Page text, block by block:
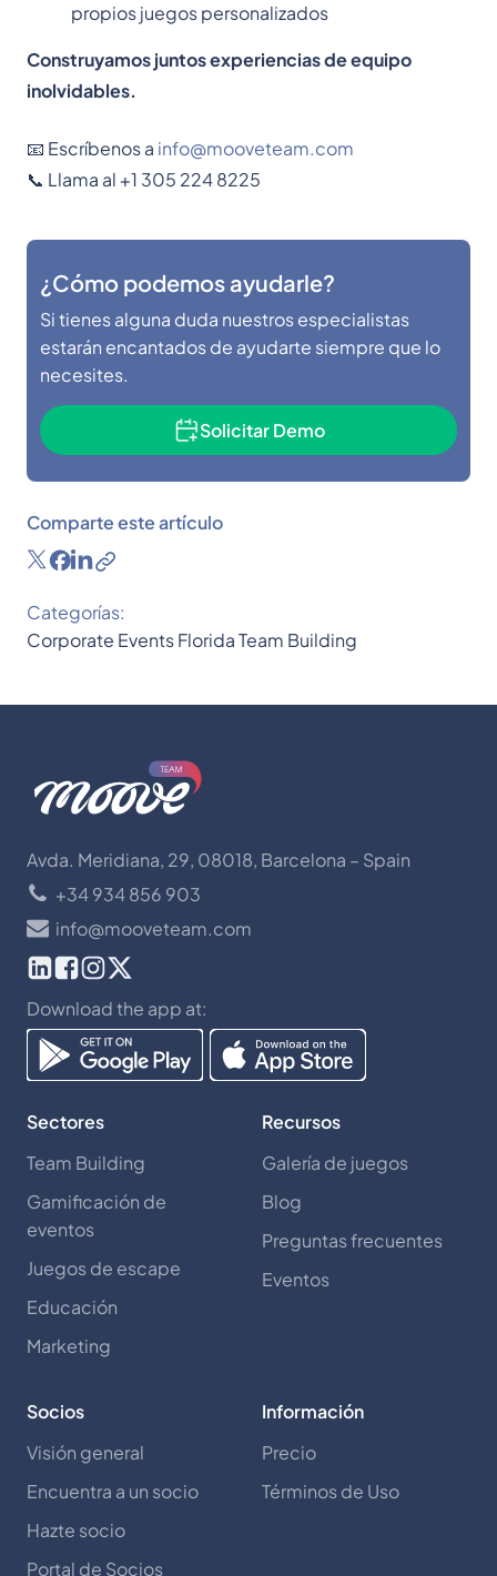
propios juegos personalizados
Construyamos juntos experiencias de equipo
inolvidables.
📧 Escríbenos a info@mooveteam.com
📞 Llama al +1 305 224 8225
¿Cómo podemos ayudarle?
Si tienes alguna duda nuestros especialistas
estarán encantados de ayudarte siempre que lo
necesites.
Solicitar Demo
Comparte este artículo
Categorías:
Corporate EventsFloridaTeam Building
Avda. Meridiana, 29, 08018, Barcelona – Spain
+34 934 856 903
info@mooveteam.com
Download the app at:
Sectores
Team Building
Gamificación de
eventos
Juegos de escape
Educación
Marketing
Recursos
Galería de juegos
Blog
Preguntas frecuentes
Eventos
Socios
Visión general
Encuentra a un socio
Hazte socio
Portal de Socios
Información
Precio
Términos de Uso